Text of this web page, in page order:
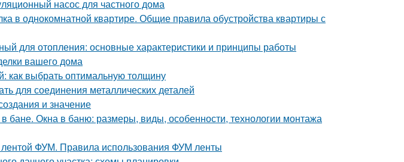
насос для частного дома
в однокомнатной квартире. Общие правила обустройства квартиры с
для отопления: основные характеристики и принципы работы
вашего дома
как выбрать оптимальную толщину
для соединения металлических деталей
и значение
бане. Окна в баню: размеры, виды, особенности, технологии монтажа
лентой ФУМ. Правила использования ФУМ ленты